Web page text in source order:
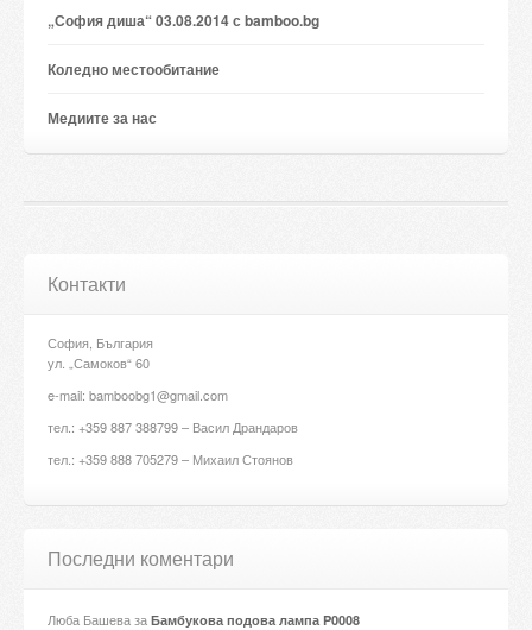
„София диша“ 03.08.2014 с bamboo.bg
Коледно местообитание
Медиите за нас
Контакти
София, България
ул. „Самоков“ 60
e-mail: bamboobg1@gmail.com
тел.: +359 887 388799 – Васил Драндаров
тел.: +359 888 705279 – Михаил Стоянов
Последни коментари
Люба Башеваза Бамбукова подова лампа P0008